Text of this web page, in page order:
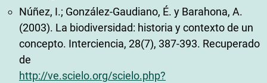
Núñez, I.; González-Gaudiano, É. y Barahona, A.
(2003). La biodiversidad: historia y contexto de un
concepto. Interciencia, 28(7), 387-393. Recuperado
de
http://ve.scielo.org/scielo.php?